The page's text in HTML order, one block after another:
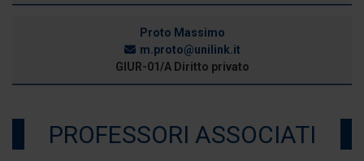
Proto Massimo
m.proto@unilink.it
GIUR-01/A Diritto privato
PROFESSORI ASSOCIATI